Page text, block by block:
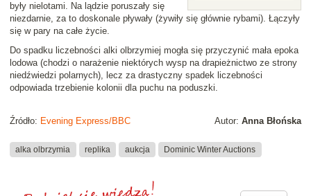
były nielotami. Na lądzie poruszały się
niezdarnie, za to doskonale pływały (żywiły się głównie rybami). Łączyły
się w pary na całe życie.
Do spadku liczebności alki olbrzymiej mogła się przyczynić mała epoka
lodowa (chodzi o narażenie niektórych wysp na drapieżnictwo ze strony
niedźwiedzi polarnych), lecz za drastyczny spadek liczebności
odpowiada trzebienie kolonii dla puchu na poduszki.
Autor: Anna Błońska
Źródło: Evening Express/BBC
alka olbrzymia replika aukcja Dominic Winter Auctions